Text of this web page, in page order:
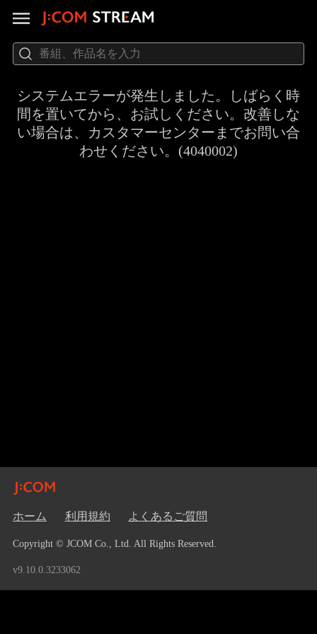
システムエラーが発生しました。しばらく時
間を置いてから、お試しください。改善しな
い場合は、カスタマーセンターまでお問い合
わせください。(4040002)
ホーム 利用規約 よくあるご質問
Copyright © JCOM Co., Ltd. All Rights Reserved.
v9.10.0.3233062